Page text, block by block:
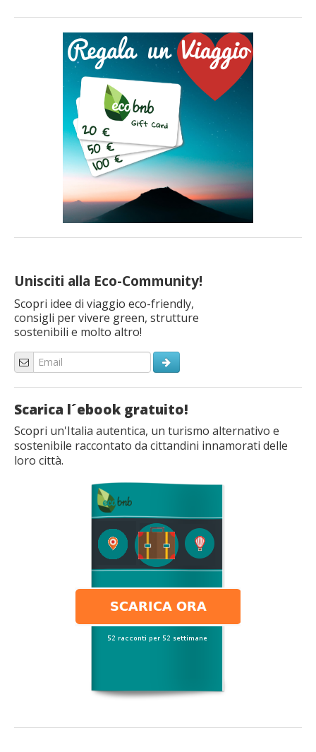
Unisciti alla Eco-Community!
Scopri idee di viaggio eco-friendly,
consigli per vivere green, strutture
sostenibili e molto altro!
Scarica l´ebook gratuito!
Scopri un'Italia autentica, un turismo alternativo e
sostenibile raccontato da cittandini innamorati delle
loro città.
viaggiare in modo più green e sostenibile! Indice Cos’è
l’impronta ecologica e perché conta per le tue vacanze Prima
del viaggio: 15 regole per organizzare la tua vacanza
sostenibile Durante la […]